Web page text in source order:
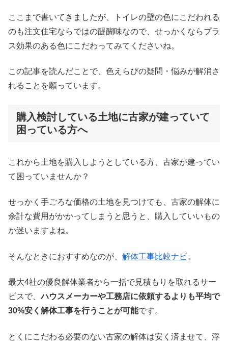
ここまで書いてきましたが、トイレの壁の色にこだわれる
のも注文住宅ならではの醍醐味なので、せっかくならプラ
ス効果のある色にこだわってみてくださいね。
この記事を読んだことで、色えらびの疑問・悩みが解消さ
れることを願っています。
購入検討している土地に古家が建っていて
困っている方へ
これから土地を購入しようとしている方、古家が建ってい
て困っていませんか？
せっかく手ごろな価格の土地を見つけても、古家の解体に
余計な費用がかかってしまうと思うと、購入していいもの
か迷いますよね。
そんなときにおすすめなのが、 解体工事比較ナビ。
最大4社の優良解体業者から一括で見積もりを取れるサー
ビスで、ハウスメーカーや工務店に依頼するよりも平均で
30%安く解体工事を行うことが可能です。
とくにこだわる必要のない古家の解体は安く済ませて、浮